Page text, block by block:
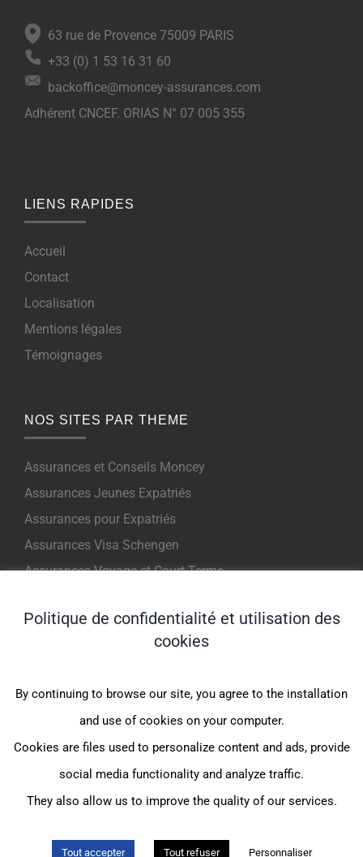
63 rue de Provence 75009 PARIS
+33 (0) 1 53 16 31 60
backoffice@moncey-assurances.com
Adhérent CNCEF. ORIAS N° 07 005 355
LIENS RAPIDES
Accueil
Contact
Localisation
Mentions légales
Témoignages
NOS SITES PAR THEME
Assurances et Conseils Moncey
Assurances Jeunes Expatriés
Assurances pour Expatriés
Assurances Visa Schengen
Assurances Voyage et Court Terme
NOS PRODUITS POUR EXPATRIES
Politique de confidentialité et utilisation des
cookies
By continuing to browse our site, you agree to the installation
and use of cookies on your computer.
Cookies are files used to personalize content and ads, provide
social media functionality and analyze traffic.
They also allow us to improve the quality of our services.
Tout accepter Tout refuser Personnaliser